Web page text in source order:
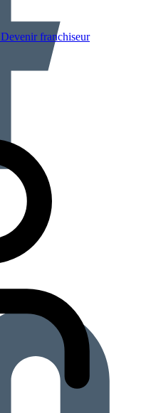
Devenir franchiseur